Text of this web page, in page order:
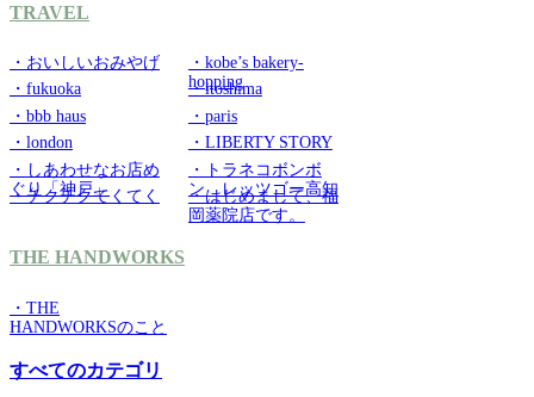
TRAVEL
・おいしいおみやげ
・kobe’s bakery-
hopping
・fukuoka
・itoshima
・bbb haus
・paris
・london
・LIBERTY STORY
・しあわせなお店め
ぐり「神戸」
・トラネコボンボ
ン レッツゴー高知
・チクチクてくてく
・はじめまして、福
岡薬院店です。
THE HANDWORKS
・THE
HANDWORKSのこと
すべてのカテゴリ